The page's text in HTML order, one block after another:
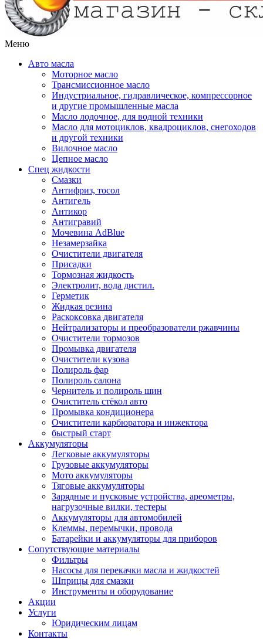
Меню
Авто масла
Моторное масло
Трансмиссионное масло
Индустриальное, гидравлическое, компрессорное
и другие промышленные масла
Масло лодочное, для водной техники
Масло для мотоциклов, квадроциклов, снегоходов
и другой техники
Вилочное масло
Цепное масло
Спец жидкости
Смазки
Антифриз, тосол
Антигель
Антикор
Антигравий
Мочевина AdBlue
Незамерзайка
Очистители двигателя
Присадки
Тормозная жидкость
Электролит, вода дистил.
Герметик
Жидкая резина
Раскоксовка двигателя
Нейтрализаторы и преобразователи ржавчины
Очистители тормозов
Промывка двигателя
Очистители кузова
Полироль фар
Полироль салона
Чернитель и полироль шин
Очиститель стёкол авто
Промывка кондиционера
Очистители карбюратора и инжектора
быстрый старт
Аккумуляторы
Легковые аккумуляторы
Грузовые аккумуляторы
Мото аккумуляторы
Тяговые аккумуляторы
Зарядные и пусковые устройства, ареометры,
нагрузочные вилки, тестеры
Аккумуляторы для автомобилей
Клеммы, перемычки, провода
Батарейки и аккумуляторы для приборов
Сопутствующие материалы
Фильтры
Насосы для перекачки масла и жидкостей
Шприцы для смазки
Инструменты и оборудование
Акции
Услуги
Юридическим лицам
Контакты